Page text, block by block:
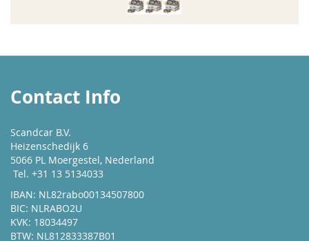
Contact Info
Scandcar B.V.
Heizenschedijk 6
5066 PL Moergestel, Nederland
Tel. +31 13 5134033
IBAN: NL82rabo00134507800
BIC: NLRABO2U
KVK: 18034497
BTW: NL812833387B01